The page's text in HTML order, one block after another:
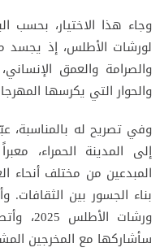
وجاء هذا الاختيار، بحسب
لورشات الأطلس، إذ يجسد
والصرامة والعمق
والحوار التي يكرسها
وفي تصريح له بالمناسبة،
إلى المدينة الحمراء،
المبدعين من مختلف أنحاء
بناء الجسور بين
ورشات
سأشاركها مع المخرجين